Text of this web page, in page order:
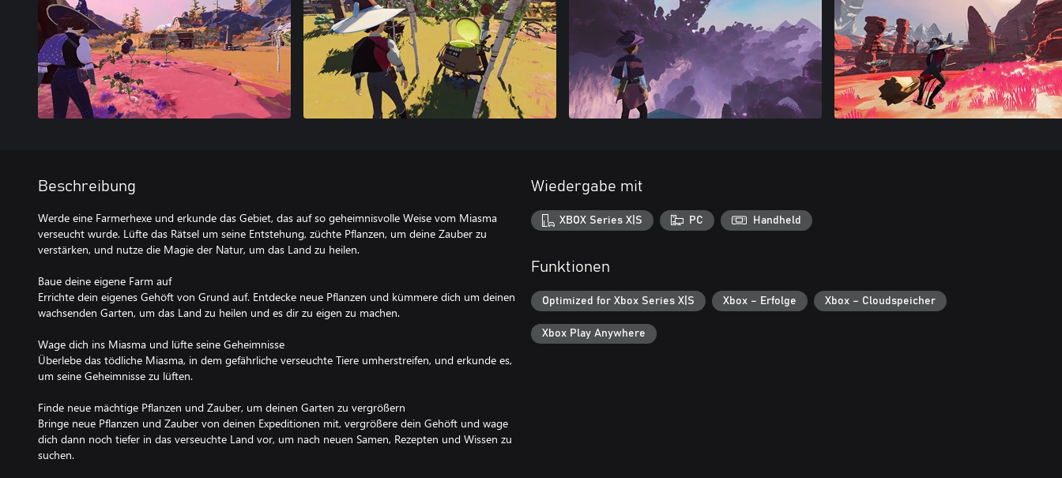
Beschreibung
Werde eine Farmerhexe und erkunde das Gebiet, das auf so geheimnisvolle Weise vom Miasma
verseucht wurde. Lüfte das Rätsel um seine Entstehung, züchte Pflanzen, um deine Zauber zu
verstärken, und nutze die Magie der Natur, um das Land zu heilen.
Baue deine eigene Farm auf
Errichte dein eigenes Gehöft von Grund auf. Entdecke neue Pflanzen und kümmere dich um deinen
wachsenden Garten, um das Land zu heilen und es dir zu eigen zu machen.
Wage dich ins Miasma und lüfte seine Geheimnisse
Überlebe das tödliche Miasma, in dem gefährliche verseuchte Tiere umherstreifen, und erkunde es,
um seine Geheimnisse zu lüften.
Finde neue mächtige Pflanzen und Zauber, um deinen Garten zu vergrößern
Bringe neue Pflanzen und Zauber von deinen Expeditionen mit, vergrößere dein Gehöft und wage
dich dann noch tiefer in das verseuchte Land vor, um nach neuen Samen, Rezepten und Wissen zu
suchen.
Wiedergabe mit
XBOX Series X|S PC Handheld
Funktionen
Optimized for Xbox Series X|S Xbox – Erfolge Xbox – Cloudspeicher
Xbox Play Anywhere